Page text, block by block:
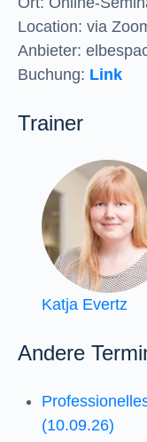
Location: via
Anbieter:
Buchung: Link
Trainer
Katja Evertz
Andere
(10.09.26)